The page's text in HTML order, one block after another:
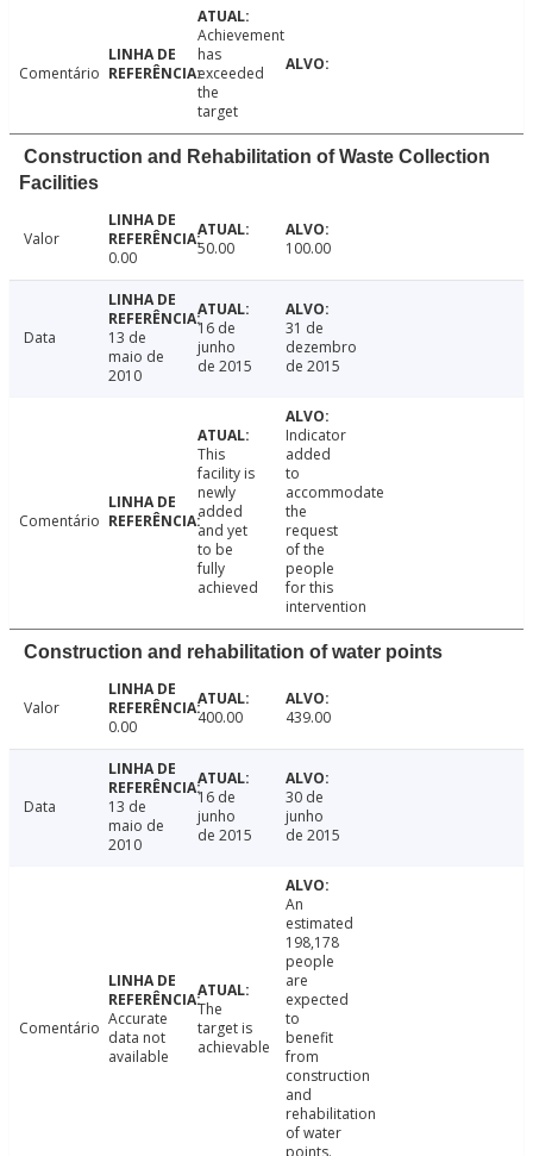
Comentário
Achievement
has
exceeded
the
target
Construction and Rehabilitation of Waste Collection
Facilities
Valor
0.00
50.00 100.00
Data
13 de
maio de
2010
16 de
junho
de 2015
31 de
dezembro
de 2015
Comentário
This
facility is
newly
added
and yet
to be
fully
achieved
Indicator
added
to
accommodate
the
request
of the
people
for this
intervention
Construction and rehabilitation of water points
Valor
0.00
400.00 439.00
Data
13 de
maio de
2010
16 de
junho
de 2015
30 de
junho
de 2015
Comentário Accurate
data not
available
The
target is
achievable
An
estimated
198,178
people
are
expected
to
benefit
from
construction
and
rehabilitation
of water